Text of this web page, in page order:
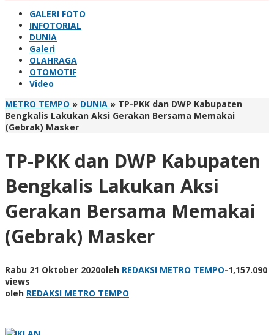
GALERI FOTO
INFOTORIAL
DUNIA
Galeri
OLAHRAGA
OTOMOTIF
Video
METRO TEMPO » DUNIA » TP-PKK dan DWP Kabupaten
Bengkalis Lakukan Aksi Gerakan Bersama Memakai
(Gebrak) Masker
TP-PKK dan DWP Kabupaten
Bengkalis Lakukan Aksi
Gerakan Bersama Memakai
(Gebrak) Masker
Rabu 21 Oktober 2020oleh REDAKSI METRO TEMPO-1,157.090
views
oleh REDAKSI METRO TEMPO